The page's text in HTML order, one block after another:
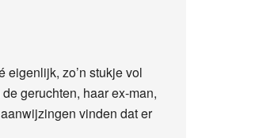
eigenlijk, zo’n stukje vol
geruchten, haar ex-man,
vinden dat er